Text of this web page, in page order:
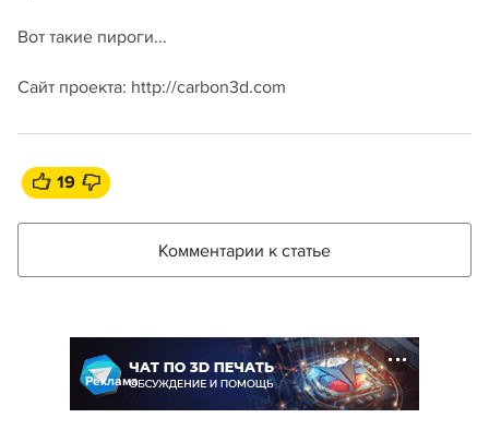
Вот такие пироги...
Сайт проекта: http://carbon3d.com
19
Комментарии к статье
Реклама